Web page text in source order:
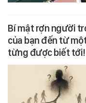
Bí mật rợn người
của bạn đến từ
từng được biết tới!